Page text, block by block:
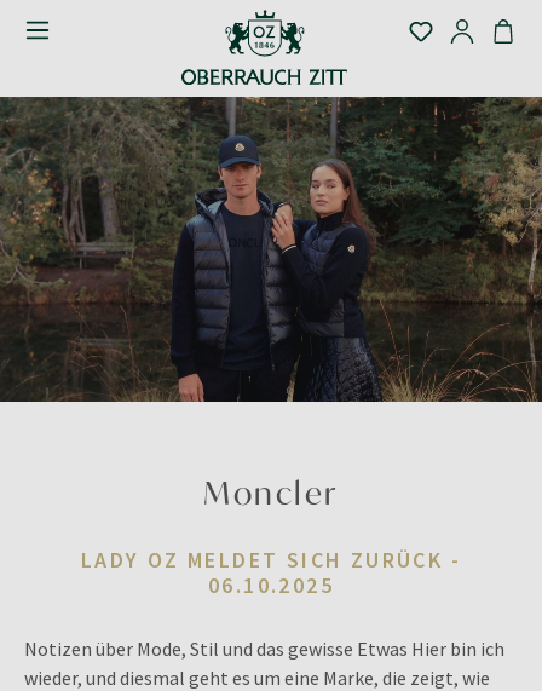
Moncler
LADY OZ MELDET SICH ZURÜCK -
06.10.2025
Notizen über Mode, Stil und das gewisse Etwas Hier bin ich
wieder, und diesmal geht es um eine Marke, die zeigt, wie